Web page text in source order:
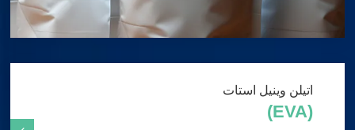
اتیلن وینیل استات
(EVA)